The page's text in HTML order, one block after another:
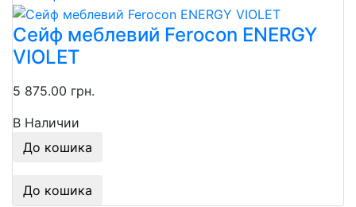
Сейф меблевий Ferocon ENERGY
VIOLET
5 875.00 грн.
В Наличии
До кошика
До кошика